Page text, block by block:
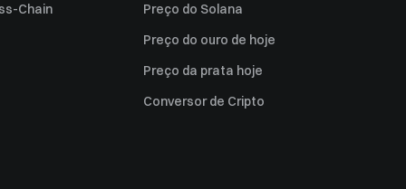
Chain
Preço do Solana
Preço do ouro de hoje
Preço da prata hoje
Conversor de Cripto